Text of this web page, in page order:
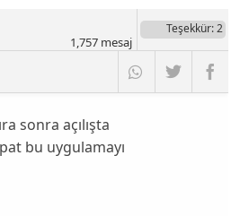
Teşekkür: 2
1,757mesaj
sonra açılışta
bu uygulamayı